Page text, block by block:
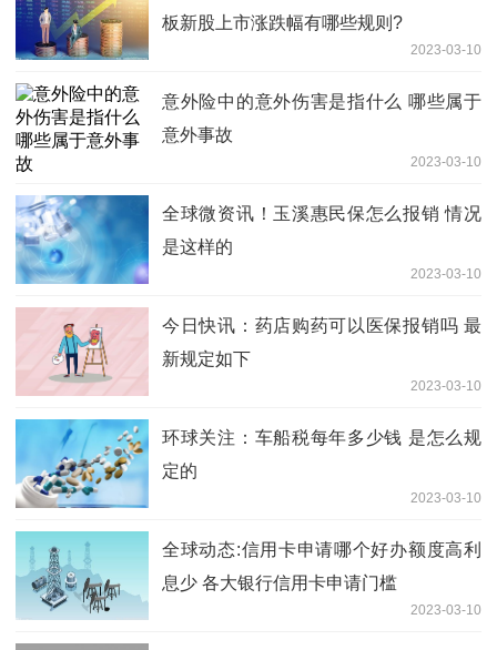
板新股上市涨跌幅有哪些规则?
2023-03-10
意外险中的意外伤害是指什么 哪些属于
意外事故
2023-03-10
全球微资讯！玉溪惠民保怎么报销 情况
是这样的
2023-03-10
今日快讯：药店购药可以医保报销吗 最
新规定如下
2023-03-10
环球关注：车船税每年多少钱 是怎么规
定的
2023-03-10
全球动态:信用卡申请哪个好办额度高利
息少 各大银行信用卡申请门槛
2023-03-10